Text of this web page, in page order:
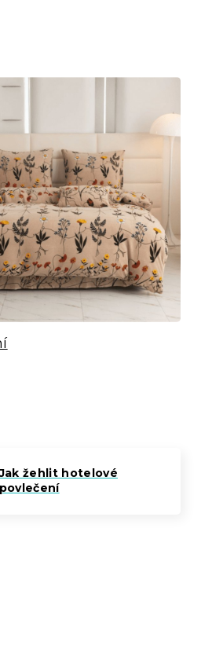
žehlit hotelové
povlečení